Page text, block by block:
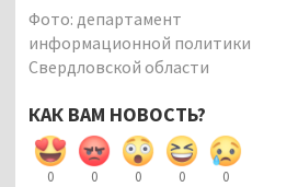
Фото: департамент
информационной политики
Свердловской области
КАК ВАМ НОВОСТЬ?
0 0 0 0 0